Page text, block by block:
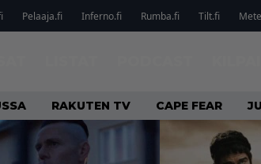
Pelaaja.fi Inferno.fi Rumba.fi Tilt.fi
RAKUTEN TV CAPE FEAR